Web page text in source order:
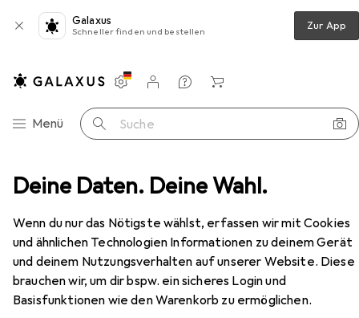
Deine Daten. Deine Wahl.
Wenn du nur das Nötigste wählst, erfassen wir mit Cookies
und ähnlichen Technologien Informationen zu deinem Gerät
und deinem Nutzungsverhalten auf unserer Website. Diese
brauchen wir, um dir bspw. ein sicheres Login und
Basisfunktionen wie den Warenkorb zu ermöglichen.
Galaxus
Schneller finden und bestellen Zur App
Navigation nach Kategorien
Menü Suche
Einstellungen
Kundenkonto
Vergleichslisten
Merklisten
Warenkorb
Wasserspielzeug Planschbecken Intex Whale
EUR
24,64
IntexWhale